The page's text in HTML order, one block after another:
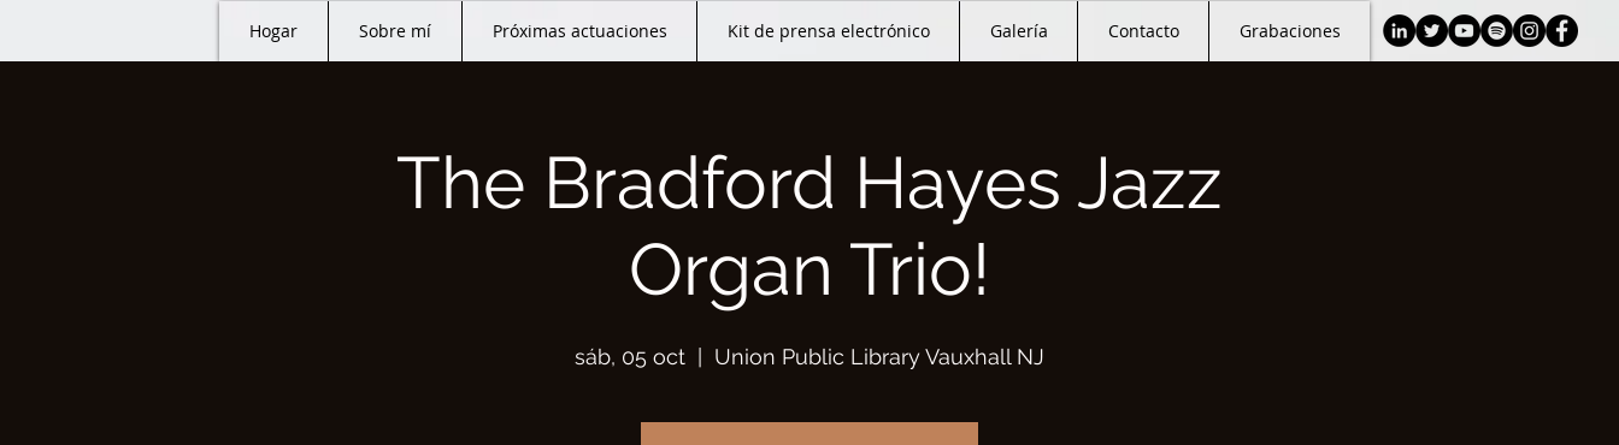
Hogar Sobre mí Próximas actuaciones Kit de prensa electrónico Galería Contacto Grabaciones
The Bradford Hayes Jazz
Organ Trio!
sáb, 05 oct Union Public Library Vauxhall NJ